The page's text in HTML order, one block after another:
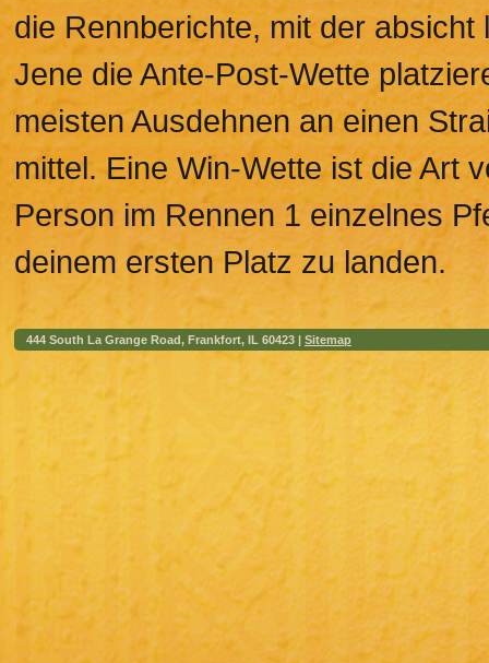
die Rennberichte, mit der
Jene die Ante-Post-Wette
meisten Ausdehnen an einen
mittel. Eine Win-Wette ist die Art
Person im Rennen 1 einzelnes
deinem ersten Platz zu landen.
444 South La Grange Road, Frankfort, IL 60423 | Sitemap